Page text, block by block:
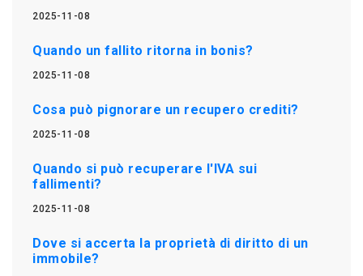
2025-11-08
Quando un fallito ritorna in bonis?
2025-11-08
Cosa può pignorare un recupero crediti?
2025-11-08
Quando si può recuperare l'IVA sui
fallimenti?
2025-11-08
Dove si accerta la proprietà di diritto di un
immobile?